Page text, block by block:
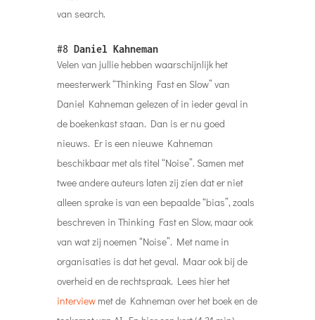
van search.
#8 Daniel Kahneman
Velen van jullie hebben waarschijnlijk het
meesterwerk “Thinking Fast en Slow” van
Daniel Kahneman gelezen of in ieder geval in
de boekenkast staan. Dan is er nu goed
nieuws. Er is een nieuwe Kahneman
beschikbaar met als titel “Noise”. Samen met
twee andere auteurs laten zij zien dat er niet
alleen sprake is van een bepaalde “bias”, zoals
beschreven in Thinking Fast en Slow, maar ook
van wat zij noemen “Noise”. Met name in
organisaties is dat het geval. Maar ook bij de
overheid en de rechtspraak. Lees hier het
interviewmet de Kahneman over het boek en de